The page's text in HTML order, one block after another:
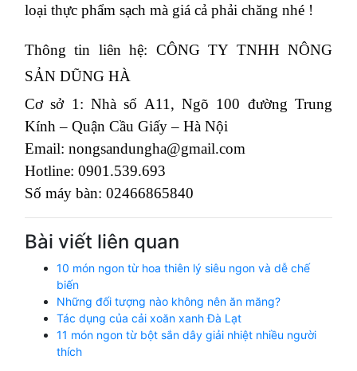
loại thực phẩm sạch mà giá cả phải chăng nhé !
Thông tin liên hệ: CÔNG TY TNHH NÔNG
SẢN DŨNG HÀ
Cơ sở 1: Nhà số A11, Ngõ 100 đường Trung
Kính – Quận Cầu Giấy – Hà Nội
Email: nongsandungha@gmail.com
Hotline: 0901.539.693
Số máy bàn: 02466865840
Bài viết liên quan
10 món ngon từ hoa thiên lý siêu ngon và dễ chế
biến
Những đối tượng nào không nên ăn măng?
Tác dụng của cải xoăn xanh Đà Lạt
11 món ngon từ bột sắn dây giải nhiệt nhiều người
thích